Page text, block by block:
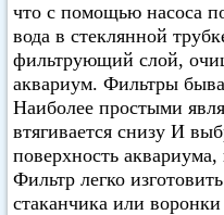
что с помощью насоса
вода в стеклянной
фильтрующий слой,
аквариум. Фильтры
Наиболее простыми
втягивается снизу И
поверхность аквариума,
Фильтр легко
стаканчика или